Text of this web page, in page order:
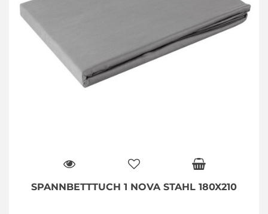
SPANNBETTTUCH 1 NOVA STAHL 180X210